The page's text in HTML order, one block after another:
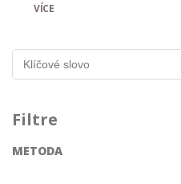
VÍCE
Filtre
METODA